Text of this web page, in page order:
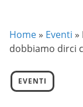
Home » Eventi »
dobbiamo dirci
EVENTI